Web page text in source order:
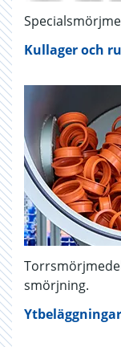
Kullager och
smörjning.
Ytbeläggningar